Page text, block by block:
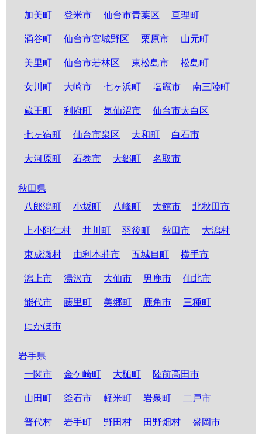
加美町 登米市 仙台市青葉区 亘理町
涌谷町 仙台市宮城野区 栗原市 山元町
美里町 仙台市若林区 東松島市 松島町
女川町 大崎市 七ヶ浜町 塩竈市 南三陸町
蔵王町 利府町 気仙沼市 仙台市太白区
七ヶ宿町 仙台市泉区 大和町 白石市
大河原町 石巻市 大郷町 名取市
秋田県
八郎潟町
小坂町 八峰町 大館市 北秋田市
上小阿仁村 井川町 羽後町 秋田市 大潟村
東成瀬村 由利本荘市 五城目町 横手市
潟上市 湯沢市 大仙市 男鹿市 仙北市
能代市 藤里町 美郷町 鹿角市 三種町
にかほ市
岩手県
一関市
金ケ崎町 大槌町 陸前高田市
山田町 釜石市 軽米町 岩泉町 二戸市
普代村 岩手町 野田村 田野畑村 盛岡市